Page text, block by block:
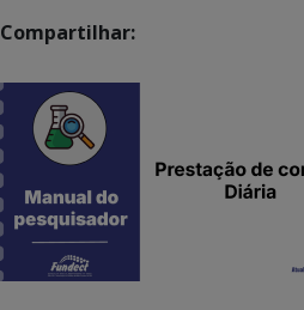
Compartilhar: